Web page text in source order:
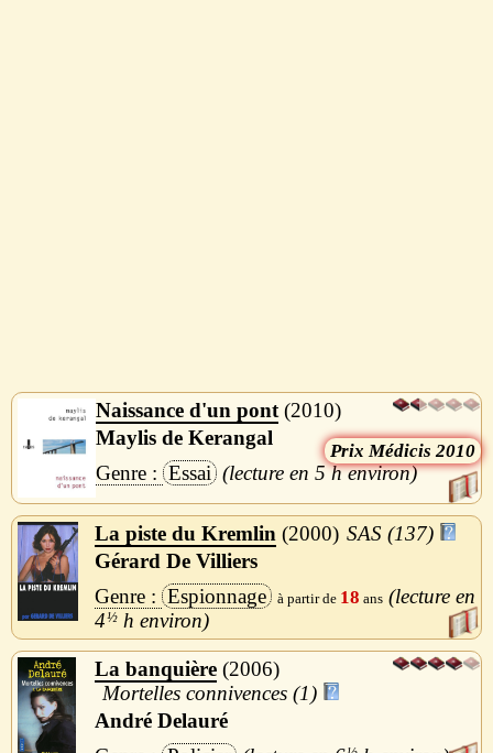
Naissance d'un pont 2010
Médicis 2010
Maylis de Kerangal
Essai
5 h
La piste du Kremlin 2000
SAS (137)
Gérard De Villiers
Espionnage
18
4½ h
La banquière 2006
Mortelles connivences (1)
André Delauré